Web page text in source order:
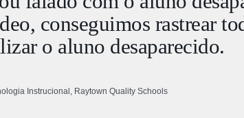
conseguimos rastrear
o aluno desaparecido.
Instrucional, Raytown Quality Schools